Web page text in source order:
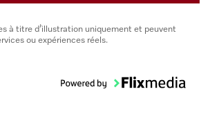
à titre d’illustration uniquement et peuvent
ou expériences réels.